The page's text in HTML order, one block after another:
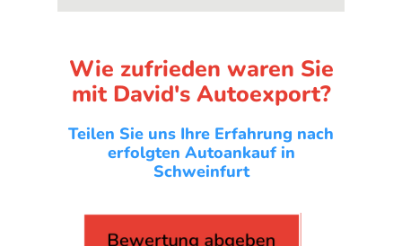
Wie zufrieden waren Sie
mit David's Autoexport?
Teilen Sie uns Ihre Erfahrung nach
erfolgten Autoankauf in
Schweinfurt
Bewertung abgeben